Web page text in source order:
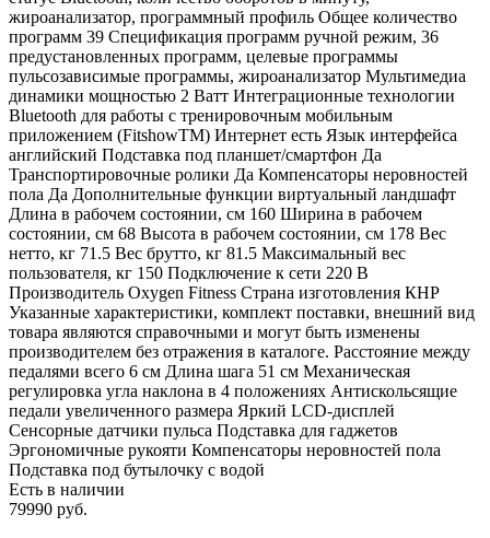
жироанализатор, программный профиль Общее количество
программ 39 Спецификация программ ручной режим, 36
предустановленных программ, целевые программы
пульсозависимые программы, жироанализатор Мультимедиа
динамики мощностью 2 Ватт Интеграционные технологии
Bluetooth для работы с тренировочным мобильным
приложением (FitshowTM) Интернет есть Язык интерфейса
английский Подставка под планшет/смартфон Да
Транспортировочные ролики Да Компенсаторы неровностей
пола Да Дополнительные функции виртуальный ландшафт
Длина в рабочем состоянии, см 160 Ширина в рабочем
состоянии, см 68 Высота в рабочем состоянии, см 178 Вес
нетто, кг 71.5 Вес брутто, кг 81.5 Максимальный вес
пользователя, кг 150 Подключение к сети 220 В
Производитель Oxygen Fitness Страна изготовления КНР
Указанные характеристики, комплект поставки, внешний вид
товара являются справочными и могут быть изменены
производителем без отражения в каталоге. Расстояние между
педалями всего 6 см Длина шага 51 см Механическая
регулировка угла наклона в 4 положениях Антискольсящие
педали увеличенного размера Яркий LCD-дисплей
Сенсорные датчики пульса Подставка для гаджетов
Эргономичные рукояти Компенсаторы неровностей пола
Подставка под бутылочку с водой
Есть в наличии
79990 руб.